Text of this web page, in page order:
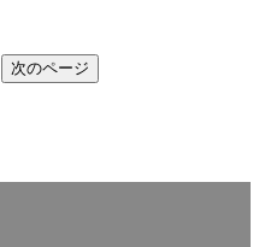
次のページ